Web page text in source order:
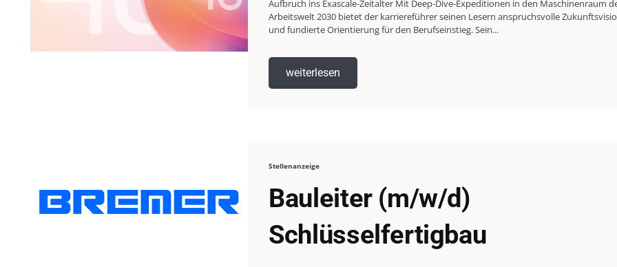
Aufbruch ins Exascale-Zeitalter Mit Deep-Dive-Expeditionen in den Maschinenraum
Arbeitswelt 2030 bietet der karriereführer seinen Lesern anspruchsvolle
und fundierte Orientierung für den Berufseinstieg. Sein...
weiterlesen
Stellenanzeige
Bauleiter (m/w/d)
Schlüsselfertigbau